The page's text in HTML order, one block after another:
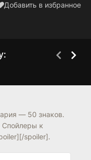
Добавить в избранное
— 50 знаков.
Спойлеры к
spoiler].